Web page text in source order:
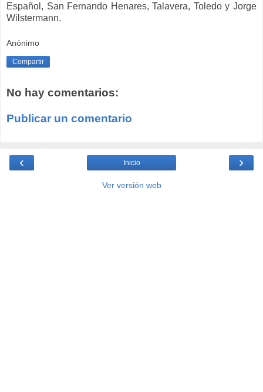
Español, San Fernando Henares, Talavera, Toledo y Jorge
Wilstermann.
Anónimo
Compartir
No hay comentarios:
Publicar un comentario
‹ ›
Inicio
Ver versión web